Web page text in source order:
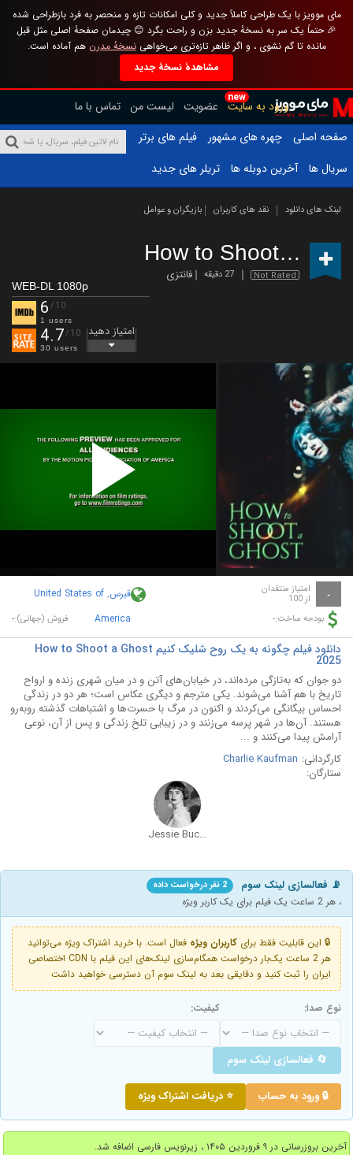
مای موویز با یک طراحی کاملاً جدید و کلی امکانات تازه و منحصر به فرد بازطراحی شده
🎉 حتماً یک سر به نسخهٔ جدید بزن و راحت بگرد 😊 چیدمان صفحهٔ اصلی مثل قبل
مانده تا گم نشوی ، و اگر ظاهر تازه‌تری می‌خواهینسخهٔ مدرن هم آماده است.
مشاهدهٔ نسخهٔ جدید
new
ورود به سایت عضویت لیست من تماس با ما
صفحه اصلی
چهره های مشهور
فیلم های برتر
سریال ها
آخرین دوبله ها تریلر های جدید
لینک های دانلود نقد های کاربران بازیگران و عوامل
How to Shoot a Ghost
Not Rated 27 دقیقه فانتزی
WEB-DL 1080p
6 /10
1 users
4.7/10
30 users
امتیاز دهید
Play
Video
- امتیاز منتقدان
از 100 قبرس,
United States of
America
بودجه ساخت:- فروش (جهانی):-
دانلود فیلم چگونه به یک روح شلیک کنیم How to Shoot a Ghost
2025
دو جوان که به‌تازگی مرده‌اند، در خیابان‌های آتن و در میان شهری زنده و ارواح
تاریخ با هم آشنا می‌شوند. یکی مترجم و دیگری عکاس است؛ هر دو در زندگی
احساس بیگانگی می‌کردند و اکنون در مرگ با حسرت‌ها و اشتباهات گذشته روبه‌رو
هستند. آن‌ها در شهر پرسه می‌زنند و در زیبایی تلخِ زندگی و پس از آن، نوعی
آرامش پیدا می‌کنند و ...
کارگردانی: Charlie Kaufman
ستارگان:
Jessie Buckley
📡 فعالسازی لینک سوم 2 نفر درخواست داده
، هر 2 ساعت یک فیلم برای یک کاربر ویژه
🔒 این قابلیت فقط برای کاربران ویژه فعال است. با خرید اشتراک ویژه می‌توانید
هر 2 ساعت یک‌بار درخواست همگام‌سازی لینک‌های این فیلم با CDN اختصاصی
ایران را ثبت کنید و دقایقی بعد به لینک سوم آن دسترسی خواهید داشت
نوع صدا: کیفیت:
🔄 فعالسازی لینک سوم
🔒 ورود به حساب ⭐ دریافت اشتراک ویژه
آخرین بروزرسانی در ۹ فروردین ۱۴۰۵ ، زیرنویس فارسی اضافه شد.